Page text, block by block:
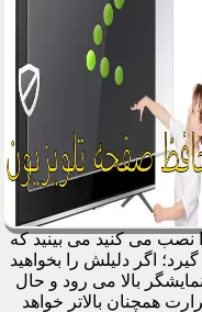
نصب می کنید می بینید که
اگر دلیلش را بخواهید
بالا می رود و حال
همچنان بالاتر خواهد